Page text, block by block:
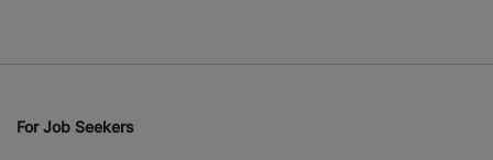
For Job Seekers